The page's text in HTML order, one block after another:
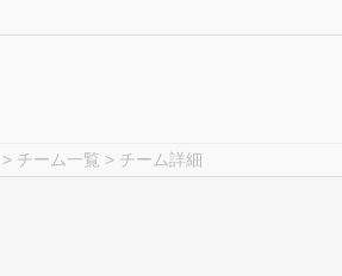
> チーム一覧 > チーム詳細